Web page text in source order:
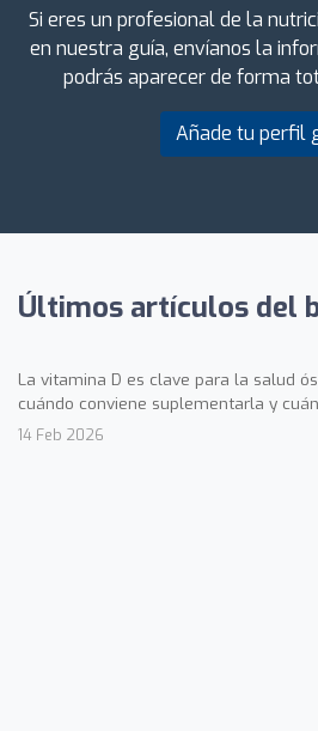
Si eres un profesional de la
en nuestra guía, envíanos la
podrás aparecer de forma
Añade tu perfil
Últimos artículos del
La vitamina D es clave para la salud
cuándo conviene suplementarla y
14 Feb 2026